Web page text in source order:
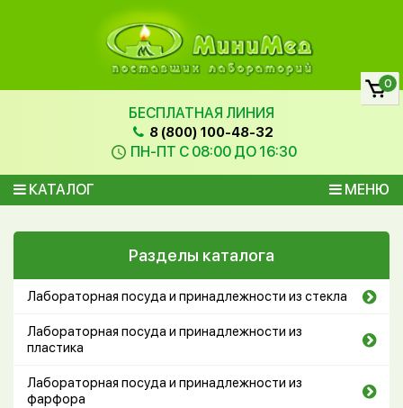
БЕСПЛАТНАЯ ЛИНИЯ
8 (800) 100-48-32
ПН-ПТ С 08:00 ДО 16:30
КАТАЛОГ МЕНЮ
0
Разделы каталога
Лабораторная посуда и принадлежности из стекла
Лабораторная посуда и принадлежности из
пластика
Лабораторная посуда и принадлежности из
фарфора